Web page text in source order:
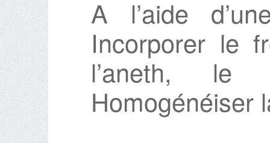
A l’aide
Incorporer le
l’aneth,
Homogénéiser